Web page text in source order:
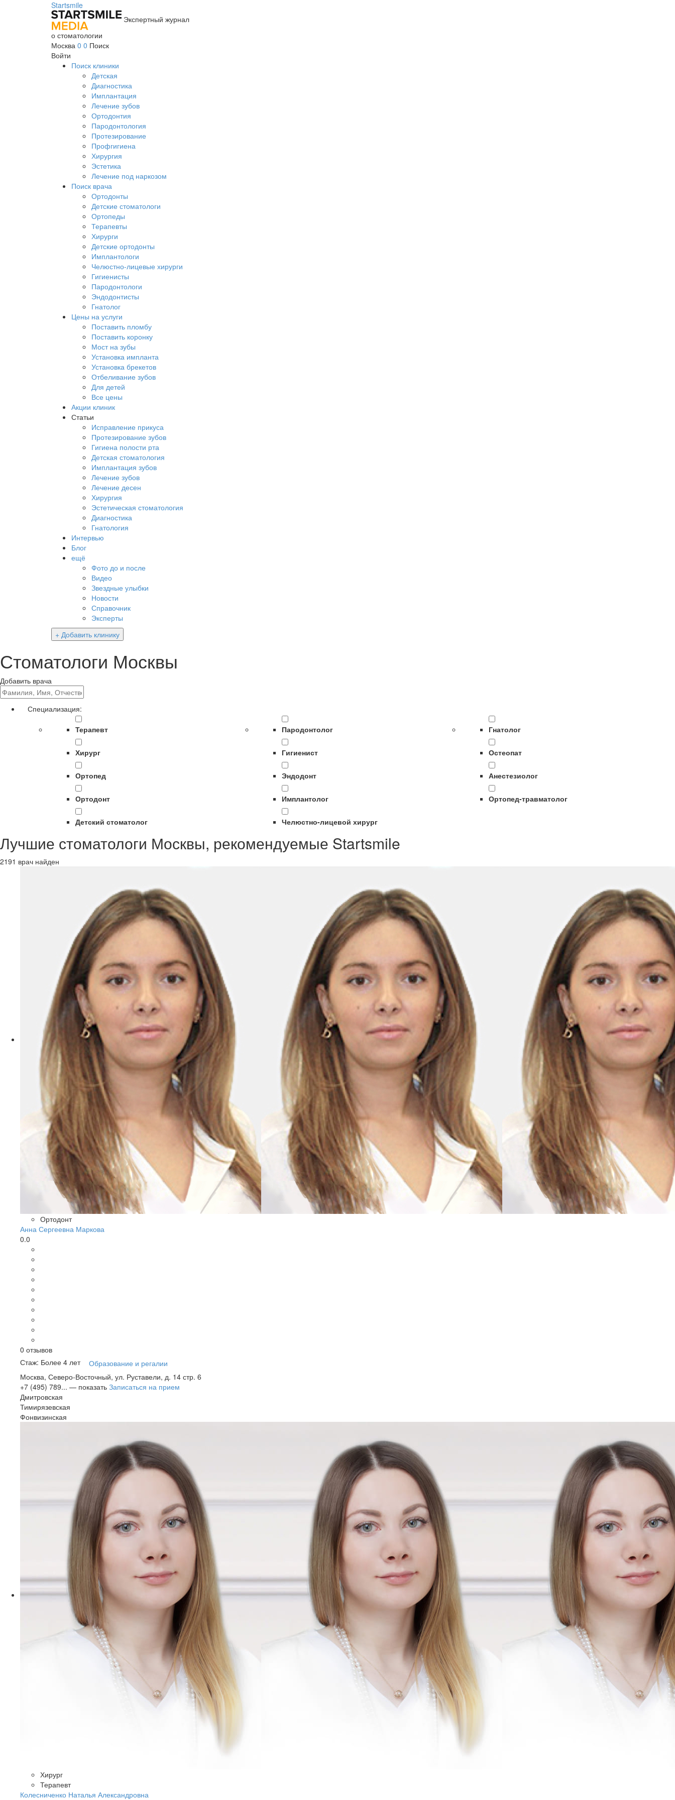
Startsmile
Экспертный журнал
о стоматологии
Москва 0 0 Поиск
Войти
Поиск клиники
Детская
Диагностика
Имплантация
Лечение зубов
Ортодонтия
Пародонтология
Протезирование
Профгигиена
Хирургия
Эстетика
Лечение под наркозом
Поиск врача
Ортодонты
Детские стоматологи
Ортопеды
Терапевты
Хирурги
Детские ортодонты
Имплантологи
Челюстно-лицевые хирурги
Гигиенисты
Пародонтологи
Эндодонтисты
Гнатолог
Цены на услуги
Поставить пломбу
Поставить коронку
Мост на зубы
Установка импланта
Установка брекетов
Отбеливание зубов
Для детей
Все цены
Акции клиник
Статьи
Исправление прикуса
Протезирование зубов
Гигиена полости рта
Детская стоматология
Имплантация зубов
Лечение зубов
Лечение десен
Хирургия
Эстетическая стоматология
Диагностика
Гнатология
Интервью
Блог
ещё
Фото до и после
Видео
Звездные улыбки
Новости
Справочник
Эксперты
+ Добавить клинику
Стоматологи Москвы
Добавить врача
Специализация:
Терапевт
Хирург
Ортопед
Ортодонт
Детский стоматолог
Пародонтолог
Гигиенист
Эндодонт
Имплантолог
Челюстно-лицевой хирург
Гнатолог
Остеопат
Анестезиолог
Ортопед-травматолог
Лучшие стоматологи Москвы, рекомендуемые Startsmile
2191 врач найден
Ортодонт
Анна Сергеевна Маркова
0.0
0 отзывов
Стаж: Более 4 лет
Образование и регалии
Москва, Северо-Восточный, ул. Руставели, д. 14 стр. 6
+7 (495) 789... — показать Записаться на прием
Дмитровская
Тимирязевская
Фонвизинская
Хирург
Терапевт
Колесниченко Наталья Александровна